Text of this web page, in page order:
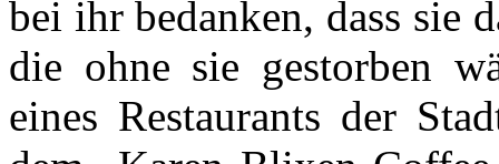
bei ihr bedanken, dass sie
die ohne sie gestorben
eines Restaurants der